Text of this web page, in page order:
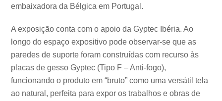
embaixadora da Bélgica em Portugal.
A exposição conta com o apoio da Gyptec Ibéria. Ao
longo do espaço expositivo pode observar-se que as
paredes de suporte foram construídas com recurso às
placas de gesso Gyptec (Tipo F – Anti-fogo),
funcionando o produto em “bruto” como uma versátil tela
ao natural, perfeita para expor os trabalhos e obras de